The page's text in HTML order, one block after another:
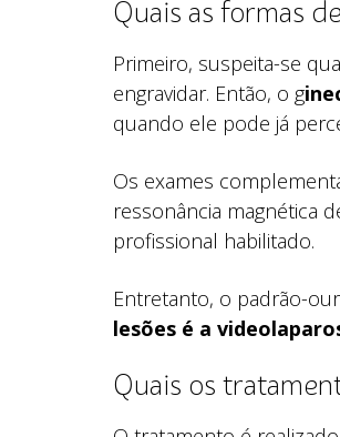
Quais as formas
Primeiro, suspeita-se
engravidar. Então, o g
quando ele pode já
Os exames
ressonância magnética
profissional habilitado.
Entretanto, o padrão-
lesões é a
Quais os